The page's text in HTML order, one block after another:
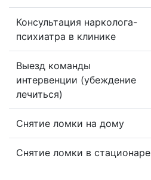
Консультация нарколога-
психиатра в клинике
Выезд команды
интервенции (убеждение
лечиться)
Снятие ломки на дому
Снятие ломки в стационаре